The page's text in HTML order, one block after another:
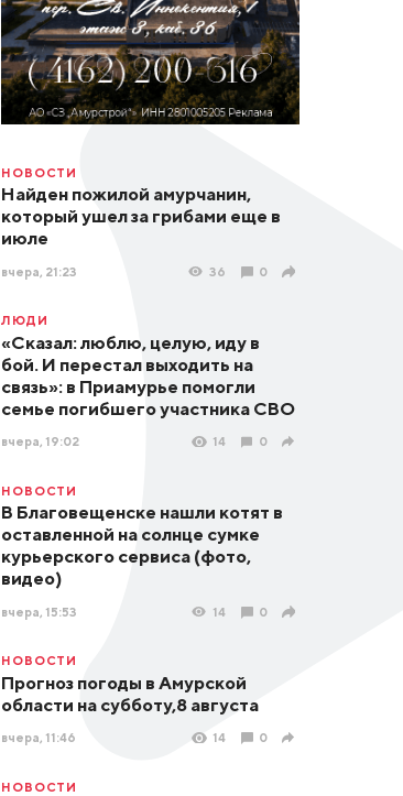
НОВОСТИ
Найден пожилой амурчанин,
который ушел за грибами еще в
июле
вчера, 21:23 36 0
ЛЮДИ
«Сказал: люблю, целую, иду в
бой. И перестал выходить на
связь»: в Приамурье помогли
семье погибшего участника СВО
вчера, 19:02 14 0
НОВОСТИ
В Благовещенске нашли котят в
оставленной на солнце сумке
курьерского сервиса (фото,
видео)
вчера, 15:53 14 0
НОВОСТИ
Прогноз погоды в Амурской
области на субботу,8 августа
вчера, 11:46 14 0
НОВОСТИ